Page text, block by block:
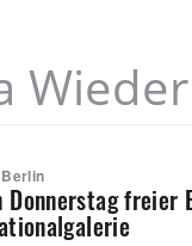
Donnerstag